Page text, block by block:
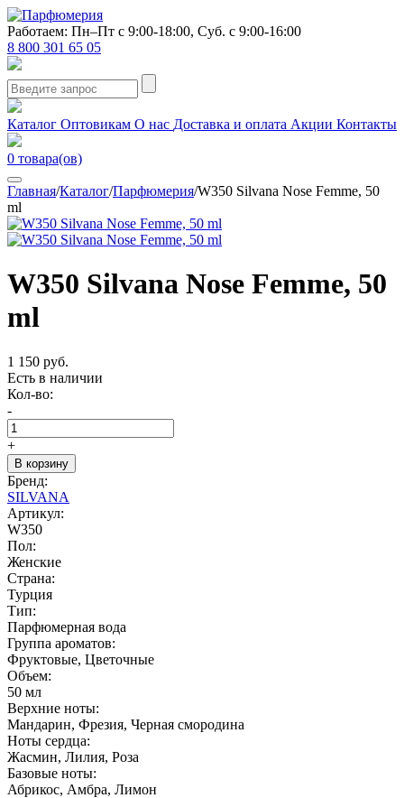
Работаем: Пн–Пт с 9:00-18:00, Суб. с 9:00-16:00
8 800 301 65 05
Каталог Оптовикам О нас Доставка и оплата Акции Контакты
0 товара(ов)
Главная/Каталог/Парфюмерия/W350 Silvana Nose Femme, 50
ml
W350 Silvana Nose Femme, 50
ml
1 150 руб.
Есть в наличии
Кол-во:
-
+
В корзину
Бренд:
SILVANA
Артикул:
W350
Пол:
Женские
Страна:
Турция
Тип:
Парфюмерная вода
Группа ароматов:
Фруктовые, Цветочные
Объем:
50 мл
Верхние ноты:
Мандарин, Фрезия, Черная смородина
Ноты сердца:
Жасмин, Лилия, Роза
Базовые ноты:
Абрикос, Амбра, Лимон